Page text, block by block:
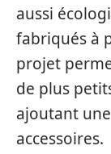
aussi
fabriqués à
projet
de plus
ajoutant
accessoires.